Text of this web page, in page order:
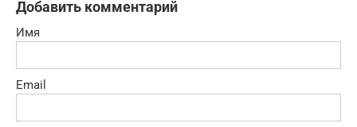
Добавить комментарий
Имя
Email